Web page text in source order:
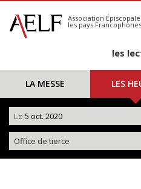
S'abonner
Calendrier
Association
les pays Francophones
les
LA MESSE LES
Le 5 oct. 2020
Office de tierce